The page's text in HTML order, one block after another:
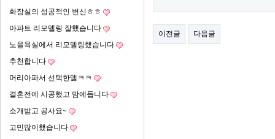
화장실의 성공적인 변신ㅎㅎ
아파트 리모델링 잘했습니다
노을욕실에서 리모델링했습니다
추천합니다
머리아파서 선택한뎈ㅋㅋ
결혼전에 시공했고 맘에듭니다
소개받고 공사요~
고민많이했습니다
이전글 다음글